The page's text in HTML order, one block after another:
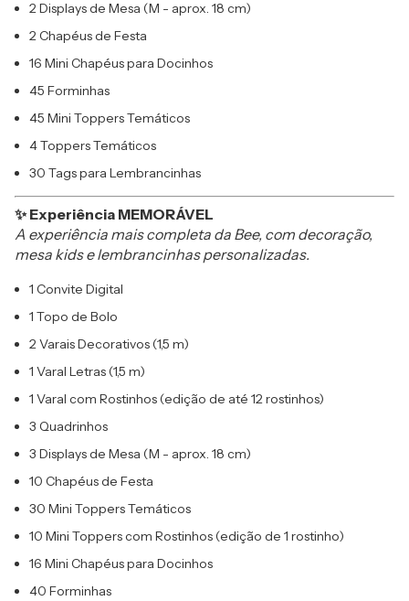
2 Displays de Mesa (M - aprox. 18 cm)
2 Chapéus de Festa
16 Mini Chapéus para Docinhos
45 Forminhas
45 Mini Toppers Temáticos
4 Toppers Temáticos
30 Tags para Lembrancinhas
✨ Experiência MEMORÁVEL
A experiência mais completa da Bee, com decoração,
mesa kids e lembrancinhas personalizadas.
1 Convite Digital
1 Topo de Bolo
2 Varais Decorativos (1,5 m)
1 Varal Letras (1,5 m)
1 Varal com Rostinhos (edição de até 12 rostinhos)
3 Quadrinhos
3 Displays de Mesa (M - aprox. 18 cm)
10 Chapéus de Festa
30 Mini Toppers Temáticos
10 Mini Toppers com Rostinhos (edição de 1 rostinho)
16 Mini Chapéus para Docinhos
40 Forminhas